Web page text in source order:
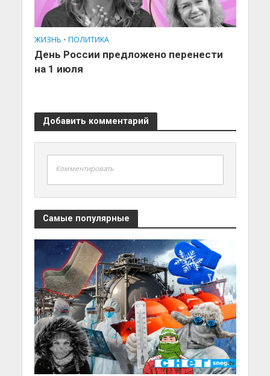
ЖИЗНЬ • ПОЛИТИКА
День России предложено перенести
на 1 июля
Добавить комментарий
Комментировать
Самые популярные